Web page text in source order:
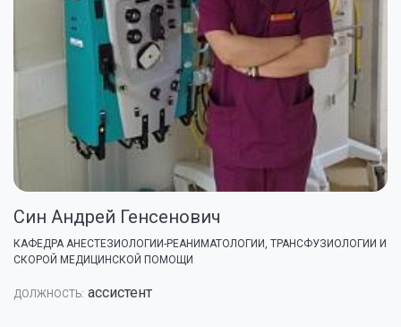
Син Андрей Генсенович
КАФЕДРА АНЕСТЕЗИОЛОГИИ-РЕАНИМАТОЛОГИИ, ТРАНСФУЗИОЛОГИИ И
СКОРОЙ МЕДИЦИНСКОЙ ПОМОЩИ
ДОЛЖНОСТЬ: ассистент